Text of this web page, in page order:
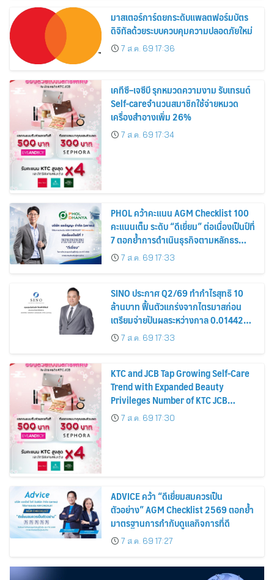
มาสเตอร์การ์ดยกระดับแพลตฟอร์มบัตร
ดิจิทัลด้วยระบบควบคุมความปลอดภัยใหม่
7 ส.ค. 69 17:36
เคทีซี–เจซีบี รุกหมวดความงาม รับเทรนด์
Self-careจำนวนสมาชิกใช้จ่ายหมวด
เครื่องสำอางเพิ่ม 26%
7 ส.ค. 69 17:34
PHOL คว้าคะแนน AGM Checklist 100
คะแนนเต็ม ระดับ “ดีเยี่ยม” ต่อเนื่องเป็นปีที่
7 ตอกย้ำการดำเนินธุรกิจตามหลักธร
รมาภิบาล โปร่งใส สร้างความเชื่อมั่นผู้ถือ
หุ้น
7 ส.ค. 69 17:33
SINO ประกาศ Q2/69 ทำกำไรสุทธิ 10
ล้านบาท ฟื้นตัวแกร่งจากไตรมาสก่อน
เตรียมจ่ายปันผลระหว่างกาล 0.014423
บาทต่อหุ้น ครึ่งปีหลังมุ่งเติบโตต่อเนื่อง
7 ส.ค. 69 17:33
KTC and JCB Tap Growing Self-Care
Trend with Expanded Beauty
Privileges Number of KTC JCB
Cardmembers Spending on
Cosmetics Rises 26%
7 ส.ค. 69 17:30
ADVICE คว้า “ดีเยี่ยมสมควรเป็น
ตัวอย่าง” AGM Checklist 2569 ตอกย้ำ
มาตรฐานการกำกับดูแลกิจการที่ดี
7 ส.ค. 69 17:27